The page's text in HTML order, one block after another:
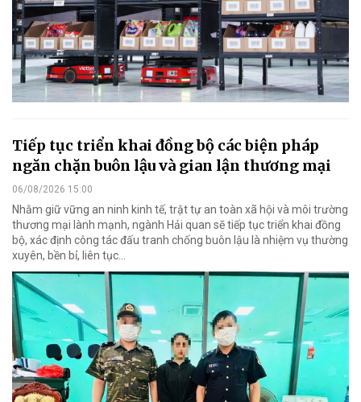
Tiếp tục triển khai đồng bộ các biện pháp
ngăn chặn buôn lậu và gian lận thương mại
06/08/2026 15:00
Nhằm giữ vững an ninh kinh tế, trật tự an toàn xã hội và môi trường
thương mại lành mạnh, ngành Hải quan sẽ tiếp tục triển khai đồng
bộ, xác định công tác đấu tranh chống buôn lậu là nhiệm vụ thường
xuyên, bền bỉ, liên tục…